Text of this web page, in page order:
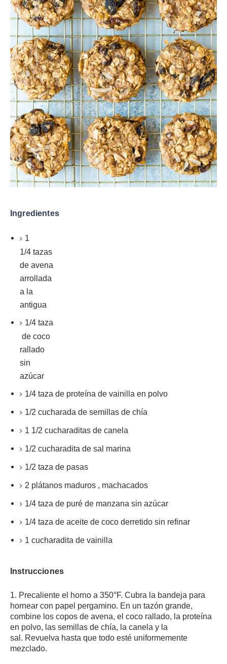
Ingredientes
1
1/4 tazas
de avena
arrollada
a la
antigua
1/4 taza
de coco
rallado
sin
azúcar
1/4 taza de proteína de vainilla en polvo
1/2 cucharada de semillas de chía
1 1/2 cucharaditas de canela
1/2 cucharadita de sal marina
1/2 taza de pasas
2 plátanos maduros , machacados
1/4 taza de puré de manzana sin azúcar
1/4 taza de aceite de coco derretido sin refinar
1 cucharadita de vainilla
Instrucciones
1. Precaliente el horno a 350°F. Cubra la bandeja para
hornear con papel pergamino. En un tazón grande,
combine los copos de avena, el coco rallado, la proteína
en polvo, las semillas de chía, la canela y la
sal. Revuelva hasta que todo esté uniformemente
mezclado.